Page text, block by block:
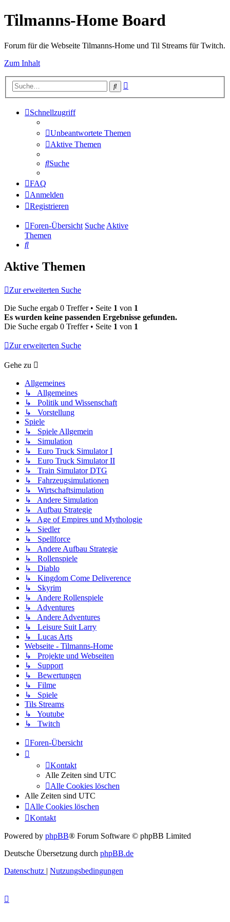
Tilmanns-Home Board
Forum für die Webseite Tilmanns-Home und Til Streams für Twitch.
Zum Inhalt
Suche
Schnellzugriff
Unbeantwortete Themen
Aktive Themen
Suche
FAQ
Anmelden
Registrieren
Foren-Übersicht SucheAktive
Themen
Suche
Aktive Themen
Zur erweiterten Suche
Die Suche ergab 0 Treffer • Seite 1 von 1
Es wurden keine passenden Ergebnisse gefunden.
Die Suche ergab 0 Treffer • Seite 1 von 1
Zur erweiterten Suche
Gehe zu
Allgemeines
↳ Allgemeines
↳ Politik und Wissenschaft
↳ Vorstellung
Spiele
↳ Spiele Allgemein
↳ Simulation
↳ Euro Truck Simulator I
↳ Euro Truck Simulator II
↳ Train Simulator DTG
↳ Fahrzeugsimulationen
↳ Wirtschaftsimulation
↳ Andere Simulation
↳ Aufbau Strategie
↳ Age of Empires und Mythologie
↳ Siedler
↳ Spellforce
↳ Andere Aufbau Strategie
↳ Rollenspiele
↳ Diablo
↳ Kingdom Come Deliverence
↳ Skyrim
↳ Andere Rollenspiele
↳ Adventures
↳ Andere Adventures
↳ Leisure Suit Larry
↳ Lucas Arts
Webseite - Tilmanns-Home
↳ Projekte und Webseiten
↳ Support
↳ Bewertungen
↳ Filme
↳ Spiele
Tils Streams
↳ Youtube
↳ Twitch
Foren-Übersicht
Kontakt
Alle Zeiten sind UTC
Alle Cookies löschen
Alle Zeiten sind UTC
Alle Cookies löschen
Kontakt
Powered by phpBB® Forum Software © phpBB Limited
Deutsche Übersetzung durch phpBB.de
Datenschutz | Nutzungsbedingungen